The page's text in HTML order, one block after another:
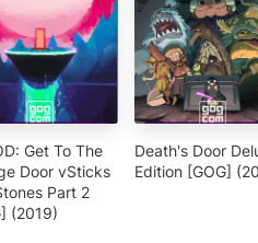
Get To The
Door vSticks
Part 2
(2019)
Death's Door
Edition [GOG]